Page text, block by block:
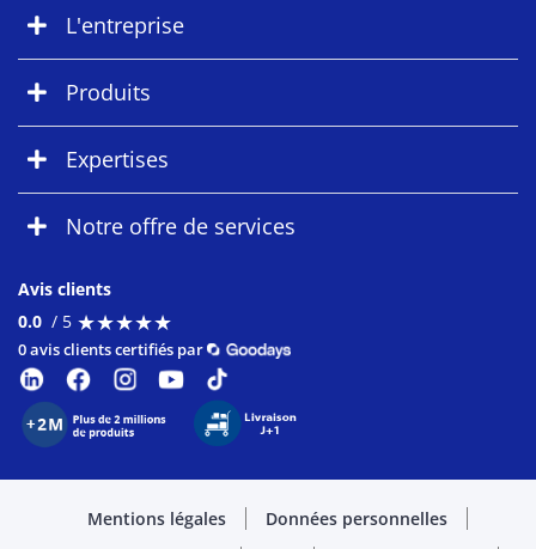
L'entreprise
Produits
Expertises
Notre offre de services
Avis clients
0.0 / 5 ★★★★★
★★★★★
0 avis clients certifiés par
Mentions légales
Données personnelles